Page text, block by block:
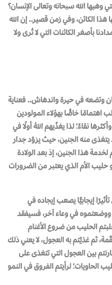
وهبها الله سبحانه وتعالى الإنسان؟
الكائن، وفي زمن قصير.. إن الله
بأصغر الكائنات التي لا تُرى ولا
وتضعه في حيرة واندهاش.. فعناية
اهتمامًا خاصًّا بهؤلاء المولودين
نقاءً؛ لذا يغذّيهم اللهُ أولًا في
منه الجنين، حيث يزوّد جدار
هذا الجنين، إذ بعد الولادة
حليب الأم الذي يعتبر من الضرورات
إيجابيًّا يصعب إيجاده في
ووضعتموه في وعاء آخر، فسيفقد
الحليب من ضروع الأغنام
ثم غذيّتم به العجول، لا يعني ذلك
بين العجول التي تتغذى على
الحاويات؛ لرأيتم الفروق في النمو